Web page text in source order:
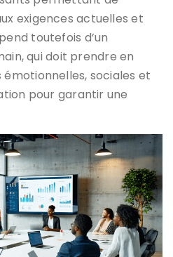
exigences actuelles et
toutefois d’un
qui doit prendre en
sociales et
pour garantir une